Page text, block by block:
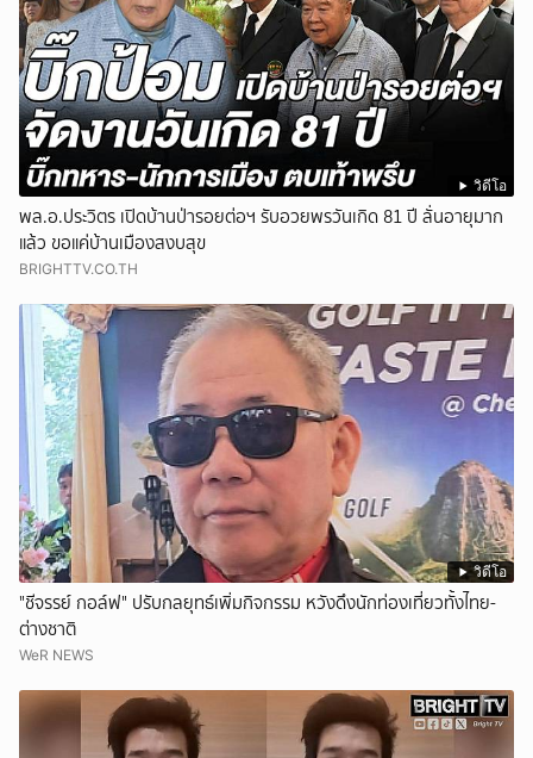
วิดีโอ
พล.อ.ประวิตร เปิดบ้านป่ารอยต่อฯ รับอวยพรวันเกิด 81 ปี ลั่นอายุมาก
แล้ว ขอแค่บ้านเมืองสงบสุข
BRIGHTTV.CO.TH
วิดีโอ
"ชีจรรย์ กอล์ฟ" ปรับกลยุทธ์เพิ่มกิจกรรม หวังดึงนักท่องเที่ยวทั้งไทย-
ต่างชาติ
WeR NEWS